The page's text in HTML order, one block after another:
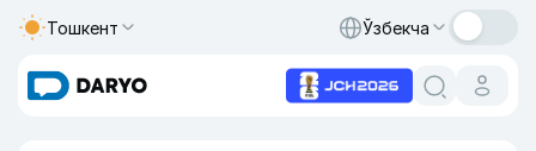
Тошкент Ўзбекча